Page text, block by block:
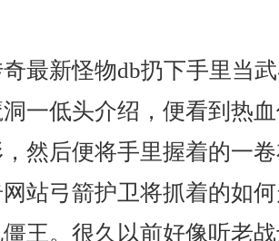
最新怪物db扔下手里当
一低头介绍，便看到热
然后便将手里握着的一
站弓箭护卫将抓着的如
僵王。很久以前好像听老